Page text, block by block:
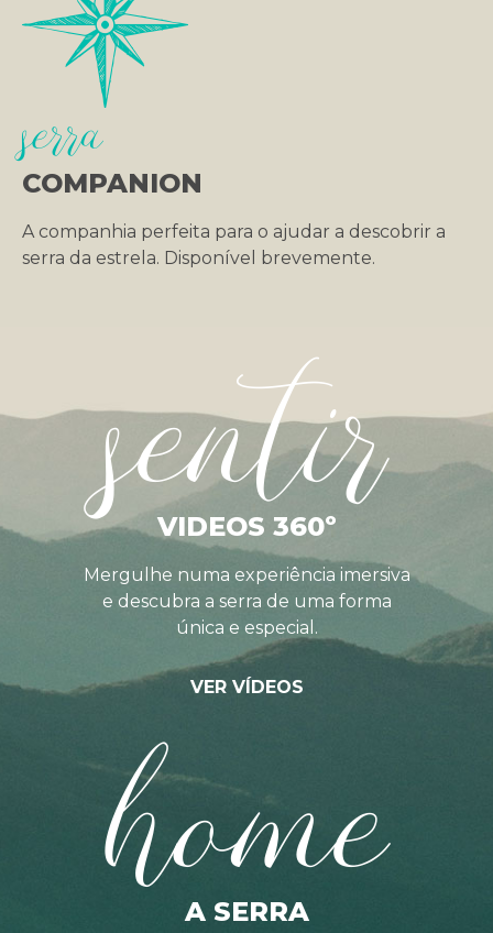
serra
COMPANION
A companhia perfeita para o ajudar a descobrir a
serra da estrela. Disponível brevemente.
sentir
VIDEOS 360º
Mergulhe numa experiência imersiva
e descubra a serra de uma forma
única e especial.
VER VÍDEOS
home
A SERRA